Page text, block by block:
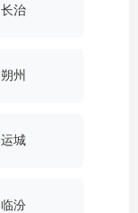
长治
朔州
运城
临汾